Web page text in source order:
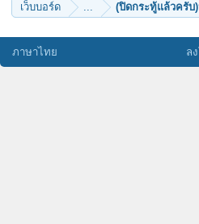
เว็บบอร์ด ... (ปิดกระทู้แล้วครั
ภาษาไทย ล